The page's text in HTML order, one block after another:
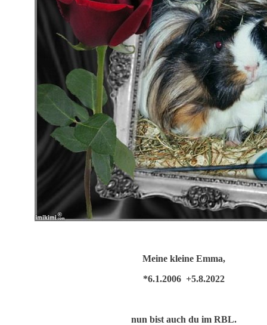
Meine kleine Emma,
*6.1.2006 +5.8.2022
nun bist auch du im RBL.